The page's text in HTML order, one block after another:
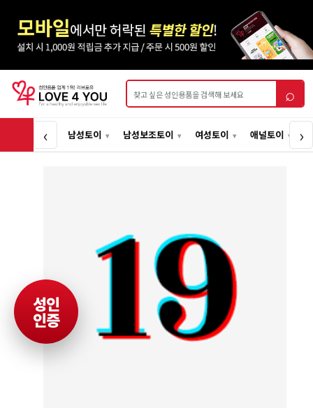
상품검색 ⌕
‹ 남성토이 남성보조토이 여성토이 애널토이 ›
성인
인증